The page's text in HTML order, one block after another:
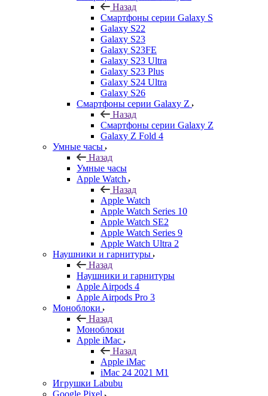
Назад
Смартфоны серии Galaxy S
Galaxy S22
Galaxy S23
Galaxy S23FE
Galaxy S23 Ultra
Galaxy S23 Plus
Galaxy S24 Ultra
Galaxy S26
Смартфоны серии Galaxy Z
Назад
Смартфоны серии Galaxy Z
Galaxy Z Fold 4
Умные часы
Назад
Умные часы
Apple Watch
Назад
Apple Watch
Apple Watch Series 10
Apple Watch SE2
Apple Watch Series 9
Apple Watch Ultra 2
Наушники и гарнитуры
Назад
Наушники и гарнитуры
Apple Airpods 4
Apple Airpods Pro 3
Моноблоки
Назад
Моноблоки
Apple iMac
Назад
Apple iMac
iMac 24 2021 M1
Игрушки Labubu
Google Pixel